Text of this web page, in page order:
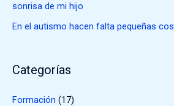
:sonrisa de mi hijo
En el autismo hacen falta pequeñas
Categorías
Formación (17)